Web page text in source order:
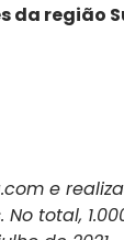
da região
e
total,